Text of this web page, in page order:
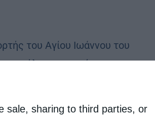
sale, sharing to third parties, or
του Αγίου Ιωάννου του
πόλεως μας σήμερα
6:00 μ.μ. θα τελεσθεί στον